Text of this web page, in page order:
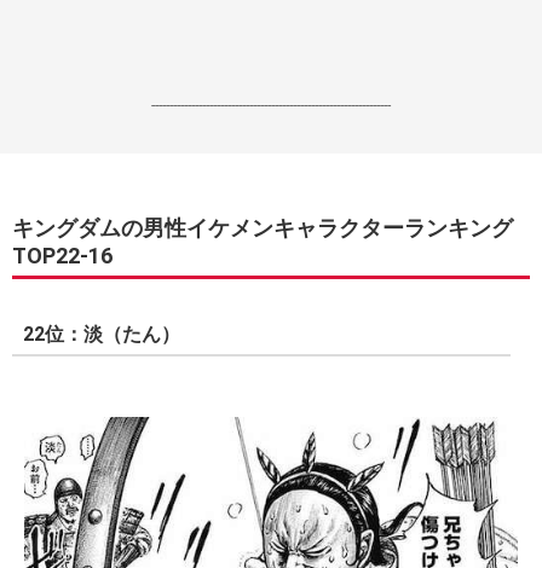
------------------------------------------------------------------
キングダムの男性イケメンキャラクターランキング
TOP22-16
22位：淡（たん）